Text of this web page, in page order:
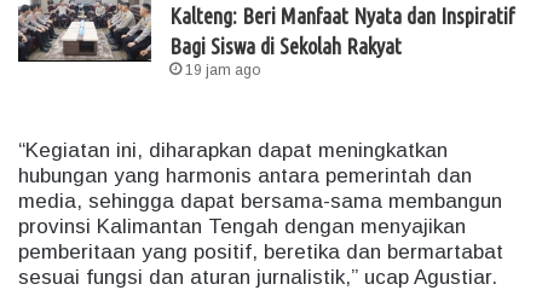
Kalteng: Beri Manfaat Nyata dan Inspiratif
Bagi Siswa di Sekolah Rakyat
19 jam ago
“Kegiatan ini, diharapkan dapat meningkatkan
hubungan yang harmonis antara pemerintah dan
media, sehingga dapat bersama-sama membangun
provinsi Kalimantan Tengah dengan menyajikan
pemberitaan yang positif, beretika dan bermartabat
sesuai fungsi dan aturan jurnalistik,” ucap Agustiar.